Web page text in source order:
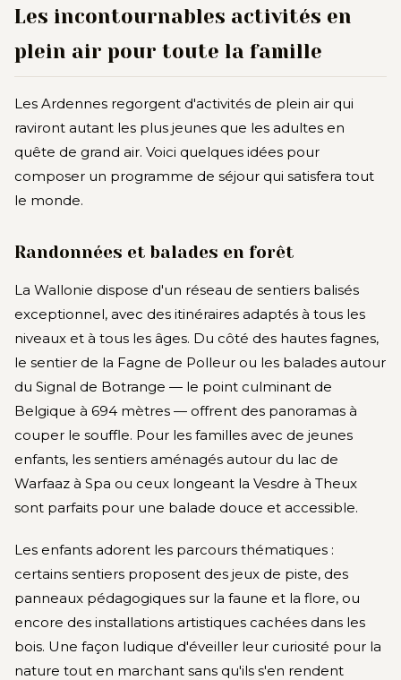
Les incontournables activités en
plein air pour toute la famille
Les Ardennes regorgent d'activités de plein air qui
raviront autant les plus jeunes que les adultes en
quête de grand air. Voici quelques idées pour
composer un programme de séjour qui satisfera tout
le monde.
Randonnées et balades en forêt
La Wallonie dispose d'un réseau de sentiers balisés
exceptionnel, avec des itinéraires adaptés à tous les
niveaux et à tous les âges. Du côté des hautes fagnes,
le sentier de la Fagne de Polleur ou les balades autour
du Signal de Botrange — le point culminant de
Belgique à 694 mètres — offrent des panoramas à
couper le souffle. Pour les familles avec de jeunes
enfants, les sentiers aménagés autour du lac de
Warfaaz à Spa ou ceux longeant la Vesdre à Theux
sont parfaits pour une balade douce et accessible.
Les enfants adorent les parcours thématiques :
certains sentiers proposent des jeux de piste, des
panneaux pédagogiques sur la faune et la flore, ou
encore des installations artistiques cachées dans les
bois. Une façon ludique d'éveiller leur curiosité pour la
nature tout en marchant sans qu'ils s'en rendent